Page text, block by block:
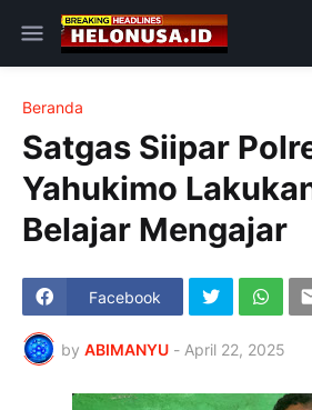
Beranda
Satgas Siipar
Yahukimo
Belajar Mengajar
Facebook
by ABIMANYU - April 22, 2025